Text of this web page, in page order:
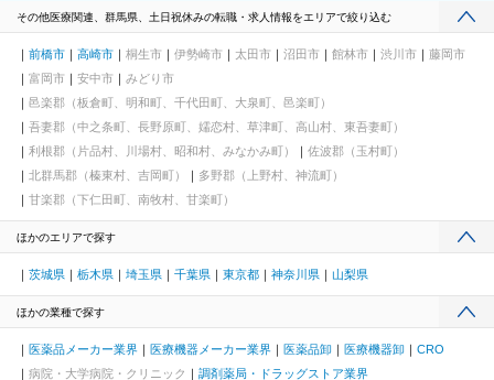
その他医療関連、群馬県、土日祝休みの転職・求人情報をエリアで絞り込む
前橋市 高崎市 桐生市 伊勢崎市 太田市 沼田市 館林市 渋川市
藤岡市
富岡市
安中市
みどり市
邑楽郡（板倉町、明和町、千代田町、大泉町、邑楽町）
吾妻郡（中之条町、長野原町、嬬恋村、草津町、高山村、東吾妻町）
利根郡（片品村、川場村、昭和村、みなかみ町）
佐波郡（玉村町）
北群馬郡（榛東村、吉岡町）
多野郡（上野村、神流町）
甘楽郡（下仁田町、南牧村、甘楽町）
ほかのエリアで探す
茨城県 栃木県 埼玉県 千葉県 東京都 神奈川県 山梨県
ほかの業種で探す
医薬品メーカー業界 医療機器メーカー業界 医薬品卸 医療機器卸
CRO
病院・大学病院・クリニック
調剤薬局・ドラッグストア業界